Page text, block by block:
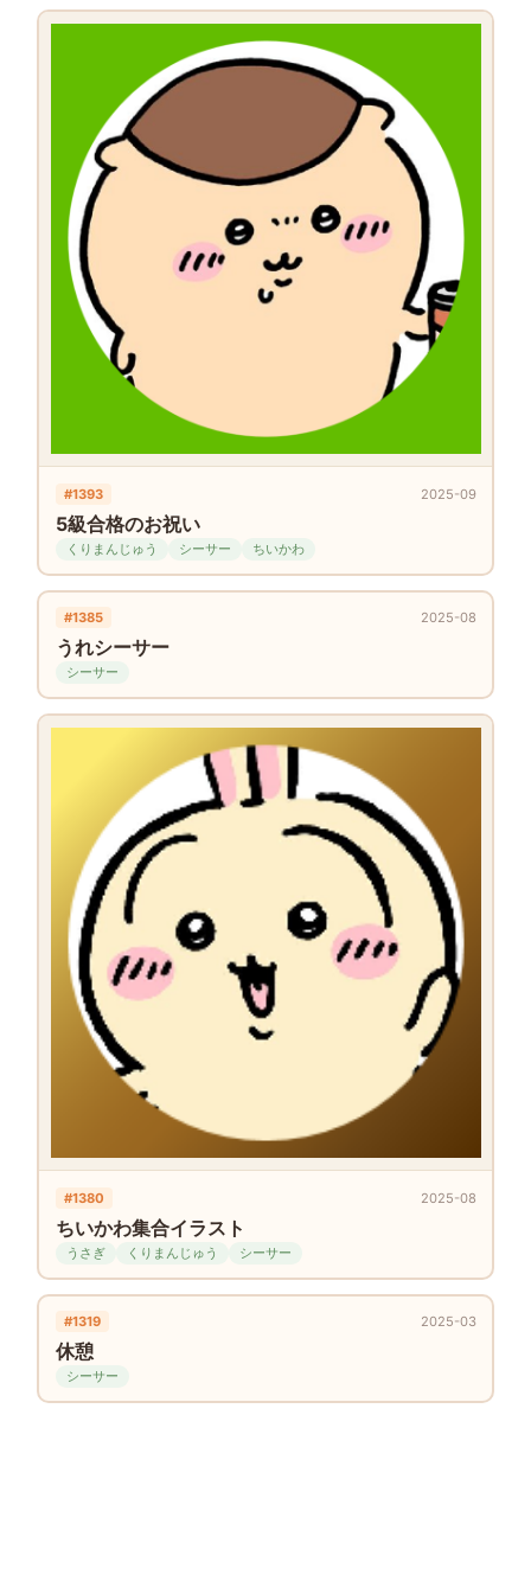
#1393 2025-09
5級合格のお祝い
くりまんじゅう シーサー ちいかわ
#1385 2025-08
うれシーサー
シーサー
#1380 2025-08
ちいかわ集合イラスト
うさぎ くりまんじゅう シーサー
#1319 2025-03
休憩
シーサー